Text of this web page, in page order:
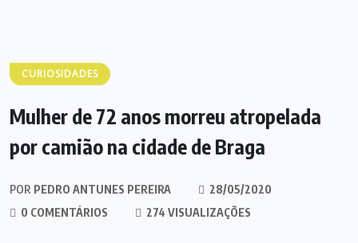
CURIOSIDADES
Mulher de 72 anos morreu atropelada
por camião na cidade de Braga
POR PEDRO ANTUNES PEREIRA
28/05/2020
0 COMENTÁRIOS
274 VISUALIZAÇÕES